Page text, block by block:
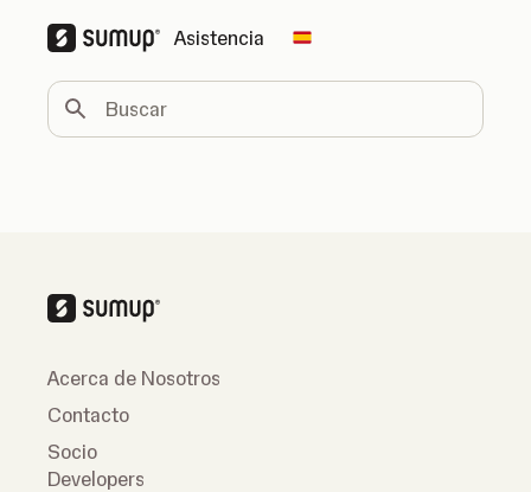
Asistencia Change country
Buscar
Acerca de Nosotros
Contacto
Socio
Developers